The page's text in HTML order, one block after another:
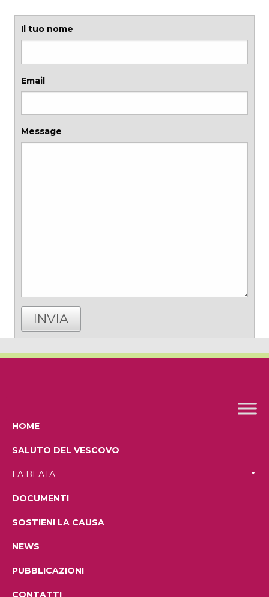
Il tuo nome
Email
Message
INVIA
HOME
SALUTO DEL VESCOVO
LA BEATA
DOCUMENTI
SOSTIENI LA CAUSA
NEWS
PUBBLICAZIONI
CONTATTI